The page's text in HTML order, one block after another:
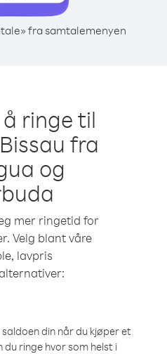
fra samtalemenyen
ringe til
fra
og
mer ringetid for
Velg blant våre
lavpris
din når du kjøper et
ringe hvor som helst i